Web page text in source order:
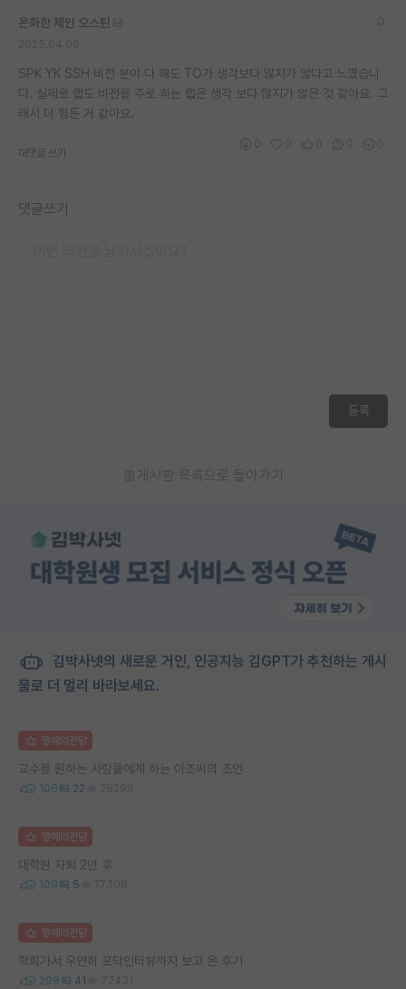
홍보 게시판
유학교육
반도체 아카데미
재팬라운지 🌸
온화한 제인 오스틴
SPK YK SSH 비전 분야 다 해도 TO가 생각보다 많지가 않다고 느꼈습니
다. 실제로 랩도 비전을 주로 하는 랩은 생각 보다 많지가 않은 것 같아요. 그
래서 더 힘든 거 같아요.
대댓글 쓰기
댓글쓰기
등록
게시판 목록으로 돌아가기
김박사넷의 새로운 거인, 인공지능 김GPT가 추천하는 게시
물로 더 멀리 바라보세요.
명예의전당
교수를 원하는 사람들에게 하는 아조씨의 조언
106 22 25299
명예의전당
대학원 자퇴 2년 후
109 5 17308
명예의전당
학회가서 우연히 포닥인터뷰까지 보고 온 후기
298 41 72431